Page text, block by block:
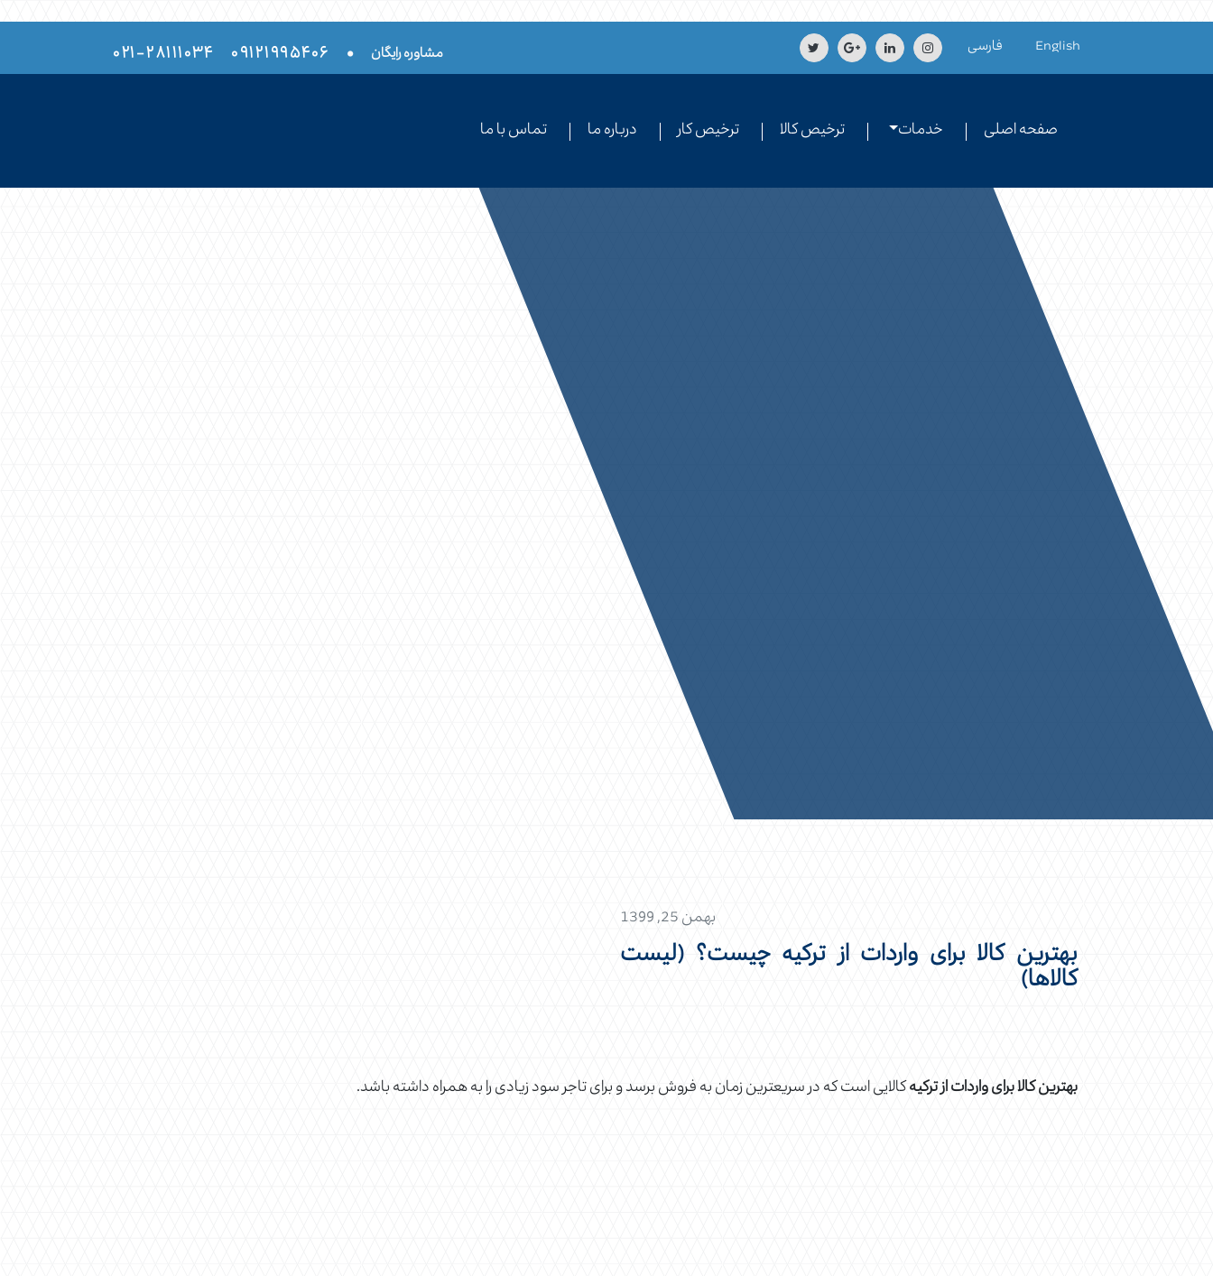
English فارسی مشاوره رایگان • ۰۹۱۲۱۹۹۵۴۰۶ ۲۸۱۱۱۰۳۴-۰۲۱
صفحه اصلی خدمات ترخیص کالا ترخیص کار درباره ما تماس با ما
بهمن 25, 1399
بهترین کالا برای واردات از ترکیه چیست؟ (لیست
کالاها)
بهترین کالا برای واردات از ترکیهکالایی است که در سریعترین زمان به فروش برسد و برای تاجر سود زیادی را به همراه داشته باشد.